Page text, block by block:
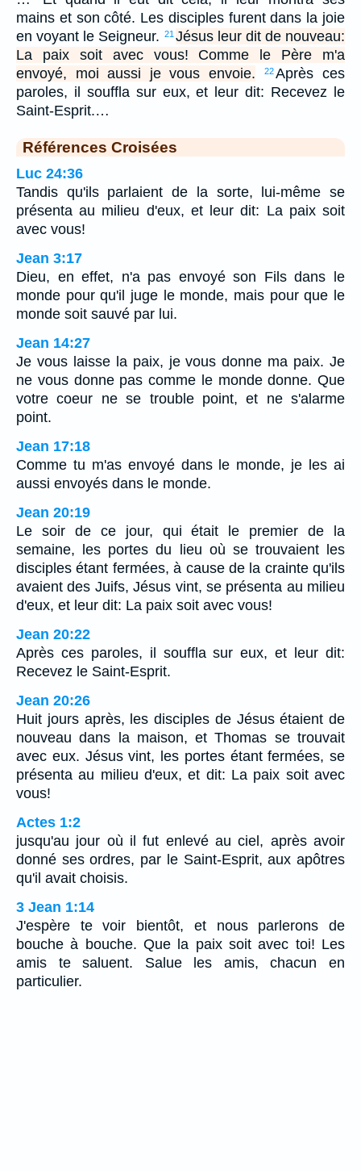
mains et son côté. Les disciples furent dans la joie
en voyant le Seigneur. 21 Jésus leur dit de nouveau:
La paix soit avec vous! Comme le Père m'a
envoyé, moi aussi je vous envoie.
22 Après ces
paroles, il souffla sur eux, et leur dit: Recevez le
Saint-Esprit.…
Références Croisées
Luc 24:36
Tandis qu'ils parlaient de la sorte, lui-même se
présenta au milieu d'eux, et leur dit: La paix soit
avec vous!
Jean 3:17
Dieu, en effet, n'a pas envoyé son Fils dans le
monde pour qu'il juge le monde, mais pour que le
monde soit sauvé par lui.
Jean 14:27
Je vous laisse la paix, je vous donne ma paix. Je
ne vous donne pas comme le monde donne. Que
votre coeur ne se trouble point, et ne s'alarme
point.
Jean 17:18
Comme tu m'as envoyé dans le monde, je les ai
aussi envoyés dans le monde.
Jean 20:19
Le soir de ce jour, qui était le premier de la
semaine, les portes du lieu où se trouvaient les
disciples étant fermées, à cause de la crainte qu'ils
avaient des Juifs, Jésus vint, se présenta au milieu
d'eux, et leur dit: La paix soit avec vous!
Jean 20:22
Après ces paroles, il souffla sur eux, et leur dit:
Recevez le Saint-Esprit.
Jean 20:26
Huit jours après, les disciples de Jésus étaient de
nouveau dans la maison, et Thomas se trouvait
avec eux. Jésus vint, les portes étant fermées, se
présenta au milieu d'eux, et dit: La paix soit avec
vous!
Actes 1:2
jusqu'au jour où il fut enlevé au ciel, après avoir
donné ses ordres, par le Saint-Esprit, aux apôtres
qu'il avait choisis.
3 Jean 1:14
J'espère te voir bientôt, et nous parlerons de
bouche à bouche. Que la paix soit avec toi! Les
amis te saluent. Salue les amis, chacun en
particulier.